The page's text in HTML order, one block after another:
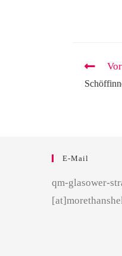
E-Mail
qm-glasower-